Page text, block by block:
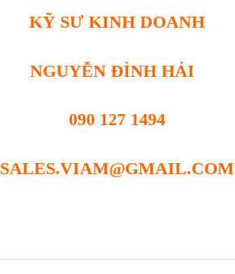
KỸ SƯ KINH DOANH
NGUYỄN ĐÌNH HẢI
090 127 1494
SALES.VIAM@GMAIL.COM